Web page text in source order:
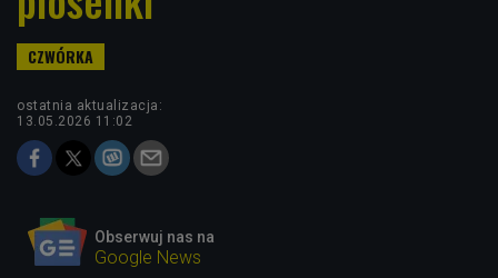
ostatnia aktualizacja:
13.05.2026 11:02
Obserwuj nas na
Google News